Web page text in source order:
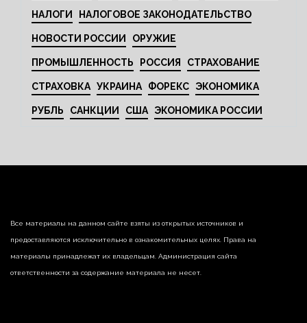
НАЛОГИ НАЛОГОВОЕ ЗАКОНОДАТЕЛЬСТВО
НОВОСТИ РОССИИ ОРУЖИЕ
ПРОМЫШЛЕННОСТЬ РОССИЯ СТРАХОВАНИЕ
СТРАХОВКА УКРАИНА ФОРЕКС ЭКОНОМИКА
РУБЛЬ САНКЦИИ США ЭКОНОМИКА РОССИИ
Все материалы на данном сайте взяты из открытых источников и
предоставляются исключительно в ознакомительных целях. Права на
материалы принадлежат их владельцам. Администрация сайта
ответственности за содержание материала не несет.